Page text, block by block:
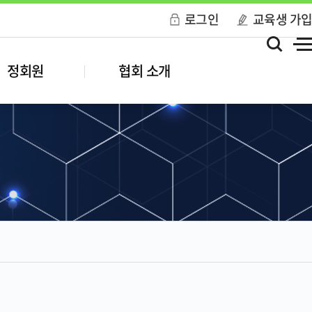
로그인 교육생 가입
정회원 협회 소개